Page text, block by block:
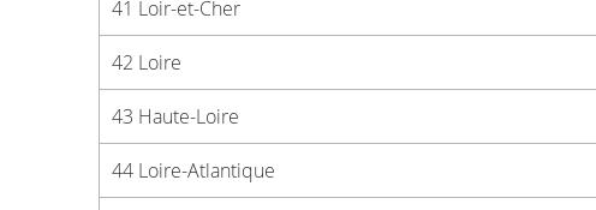
41 Loir-et-Cher
42 Loire
43 Haute-Loire
44 Loire-Atlantique